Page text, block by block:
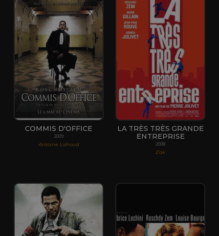
COMMIS D'OFFICE
2009
Antoine Lahoud
LA TRÈS TRÈS GRANDE
ENTREPRISE
2008
Zak